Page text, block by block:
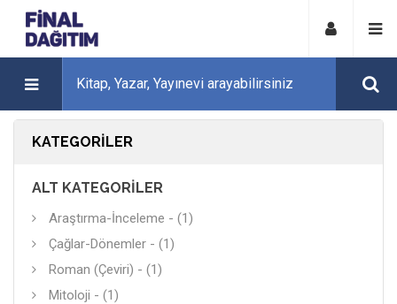
KATEGORILER
ALT KATEGORILER
Araştırma-İnceleme - (1)
Çağlar-Dönemler - (1)
Roman (Çeviri) - (1)
Mitoloji - (1)